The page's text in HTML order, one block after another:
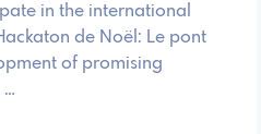
in the international
de Noël: Le pont
of promising
…